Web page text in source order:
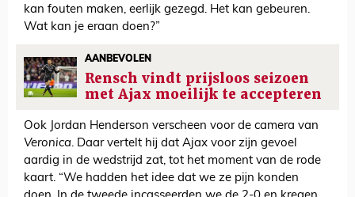
kan fouten maken, eerlijk gezegd. Het kan gebeuren.
Wat kan je eraan doen?”
AANBEVOLEN
Rensch vindt prijsloos seizoen
met Ajax moeilijk te accepteren
Ook Jordan Henderson verscheen voor de camera van
Veronica. Daar vertelt hij dat Ajax voor zijn gevoel
aardig in de wedstrijd zat, tot het moment van de rode
kaart. “We hadden het idee dat we ze pijn konden